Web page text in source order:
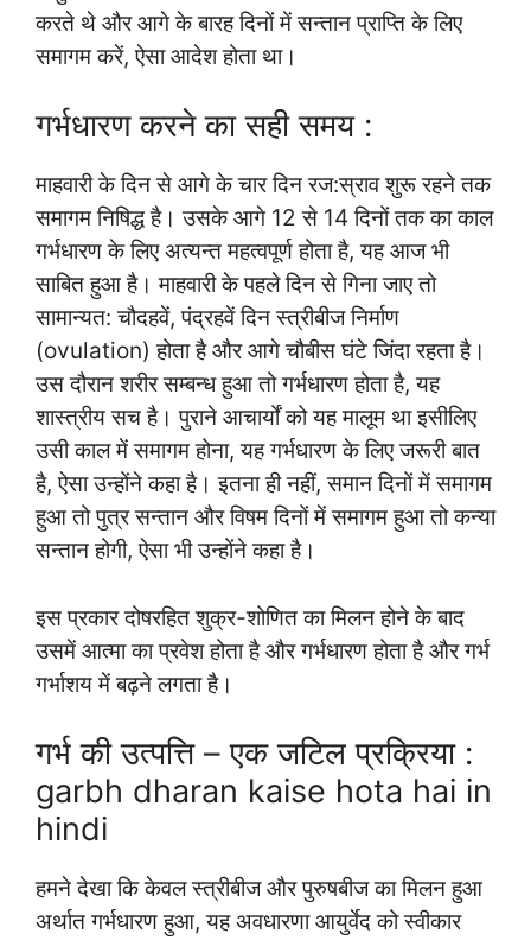
करते थे और आगे के बारह दिनों में सन्तान प्राप्ति के लिए
समागम करें, ऐसा आदेश होता था।
गर्भधारण करने का सही समय :
माहवारी के दिन से आगे के चार दिन रज:स्राव शुरू रहने तक
समागम निषिद्ध है। उसके आगे 12 से 14 दिनों तक का काल
गर्भधारण के लिए अत्यन्त महत्वपूर्ण होता है, यह आज भी
साबित हुआ है। माहवारी के पहले दिन से गिना जाए तो
सामान्यत: चौदहवें, पंद्रहवें दिन स्त्रीबीज निर्माण
(ovulation) होता है और आगे चौबीस घंटे जिंदा रहता है।
उस दौरान शरीर सम्बन्ध हुआ तो गर्भधारण होता है, यह
शास्त्रीय सच है। पुराने आचार्यों को यह मालूम था इसीलिए
उसी काल में समागम होना, यह गर्भधारण के लिए जरूरी बात
है, ऐसा उन्होंने कहा है। इतना ही नहीं, समान दिनों में समागम
हुआ तो पुत्र सन्तान और विषम दिनों में समागम हुआ तो कन्या
सन्तान होगी, ऐसा भी उन्होंने कहा है।
इस प्रकार दोषरहित शुक्र-शोणित का मिलन होने के बाद
उसमें आत्मा का प्रवेश होता है और गर्भधारण होता है और गर्भ
गर्भाशय में बढ़ने लगता है।
गर्भ की उत्पत्ति – एक जटिल प्रक्रिया :
garbh dharan kaise hota hai in
hindi
हमने देखा कि केवल स्त्रीबीज और पुरुषबीज का मिलन हुआ
अर्थात गर्भधारण हुआ, यह अवधारणा आयुर्वेद को स्वीकार